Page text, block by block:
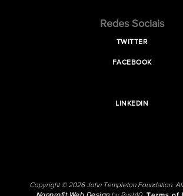
Redes Sociais
TWITTER
FACEBOOK
LINKEDIN
Copyright © 2026 John Templeton Foundation.